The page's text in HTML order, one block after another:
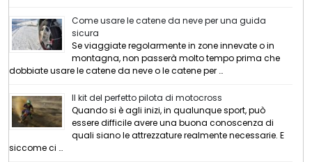
Come usare le catene da neve per una guida
sicura
Se viaggiate regolarmente in zone innevate o in
montagna, non passerà molto tempo prima che
dobbiate usare le catene da neve o le catene per …
Il kit del perfetto pilota di motocross
Quando si è agli inizi, in qualunque sport, può
essere difficile avere una buona conoscenza di
quali siano le attrezzature realmente necessarie. E
siccome ci …